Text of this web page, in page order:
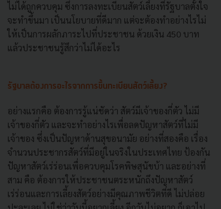
ไม่ได้ถูกควบคุม ซึ่งการลงทะเบียนสัตว์เลี้ยงที่รัฐบาลตั้งใจ
จะทำขึ้นมา เป็นนโยบายที่ดีมาก แต่จะต้องทำอย่างไรไม่
ให้เป็นการผลักภาระไปที่ประชาชน ด้วยเงิน 450 บาท
แล้วประชาชนรู้สึกว่าไม่ได้อะไร
รัฐบาลต้องการอะไรจากการขึ้นทะเบียนสัตว์เลี้ยง?
อย่างแรกคือ ต้องการรู้แน่ชัดว่า สัตว์มีเจ้าของกี่ตัว ไม่มี
เจ้าของกี่ตัว และจะทำอย่างไรเพื่อลดปัญหาสัตว์ที่ไม่มี
เจ้าของ ซึ่งเป็นปัญหาด้านสุขอนามัย อย่างที่สองคือ เรื่อง
จำนวนประชากรสัตว์ที่มีอยู่ในจริงในประเทศไทย ป้องกัน
ปัญหาสัตว์เร่ร่อนเพื่อควบคุมโรคพิษสุนัขบ้า และอย่างที่
สาม คือ ต้องการให้ประชาชนตระหนักถึงปัญหาสัตว์
เร่ร่อนและการเลี้ยงสัตว์อย่างมีคุณภาพชีวิตที่ดี ไม่ปล่อย